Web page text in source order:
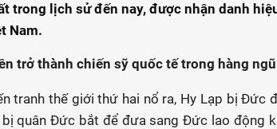
trong lịch sử đến nay, được nhận danh
Nam.
trở thành chiến sỹ quốc tế trong hàng
tranh thế giới thứ hai nổ ra, Hy Lạp bị Đức
quân Đức bắt để đưa sang Đức lao động